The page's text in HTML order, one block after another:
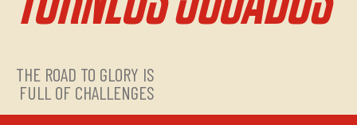
THE ROAD TO GLORY IS
FULL OF CHALLENGES